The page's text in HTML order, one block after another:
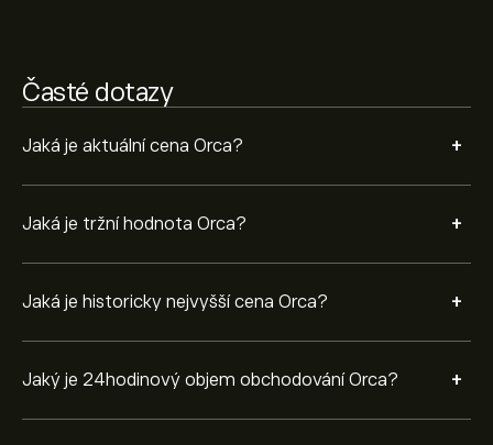
Časté dotazy
Jaká je aktuální cena Orca? +
Jaká je tržní hodnota Orca? +
Jaká je historicky nejvyšší cena Orca? +
Jaký je 24hodinový objem obchodování Orca? +
webu eToro. Jakmile si založíte účet a vložíte
prostředky, klikněte na tlačítko „Obchodovat“ a
rozhodněte se, kolik Orca chcete koupit. Můžete také
zadat příkaz, který realizuje nákup ORCA v budoucnu,
za konkrétní cenu.